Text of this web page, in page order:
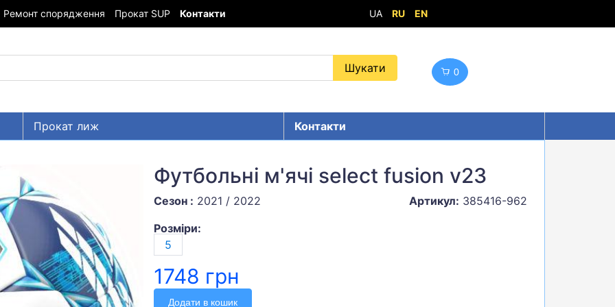
Ремонт спорядження Прокат SUP Контакти UA RU EN
0
Прокат лиж
Контакти
Футбольні м'ячі select fusion v23
Сезон : 2021 / 2022 Артикул: 385416-962
Розміри:
5
1748 грн
Додати в кошик